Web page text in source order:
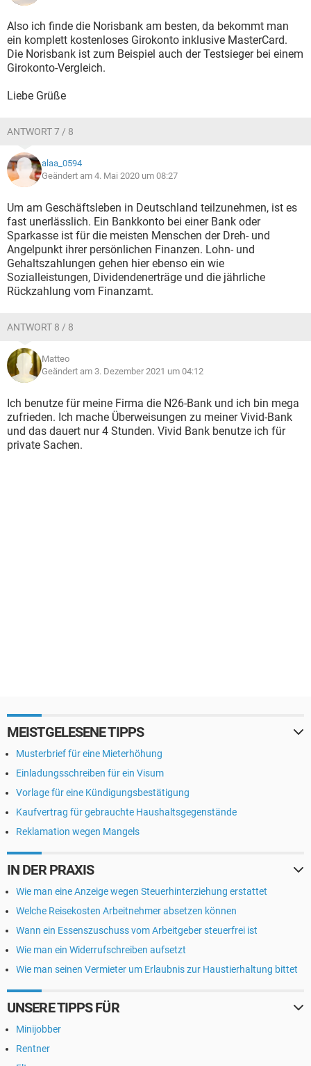
Also ich finde die Norisbank am besten, da bekommt man
ein komplett kostenloses Girokonto inklusive MasterCard.
Die Norisbank ist zum Beispiel auch der Testsieger bei einem
Girokonto-Vergleich.
Liebe Grüße
ANTWORT 7 / 8
alaa_0594
Geändert am 4. Mai 2020 um 08:27
Um am Geschäftsleben in Deutschland teilzunehmen, ist es
fast unerlässlich. Ein Bankkonto bei einer Bank oder
Sparkasse ist für die meisten Menschen der Dreh- und
Angelpunkt ihrer persönlichen Finanzen. Lohn- und
Gehaltszahlungen gehen hier ebenso ein wie
Sozialleistungen, Dividendenerträge und die jährliche
Rückzahlung vom Finanzamt.
ANTWORT 8 / 8
Matteo
Geändert am 3. Dezember 2021 um 04:12
Ich benutze für meine Firma die N26-Bank und ich bin mega
zufrieden. Ich mache Überweisungen zu meiner Vivid-Bank
und das dauert nur 4 Stunden. Vivid Bank benutze ich für
private Sachen.
MEISTGELESENE TIPPS
Musterbrief für eine Mieterhöhung
Einladungsschreiben für ein Visum
Vorlage für eine Kündigungsbestätigung
Kaufvertrag für gebrauchte Haushaltsgegenstände
Reklamation wegen Mangels
IN DER PRAXIS
Wie man eine Anzeige wegen Steuerhinterziehung erstattet
Welche Reisekosten Arbeitnehmer absetzen können
Wann ein Essenszuschuss vom Arbeitgeber steuerfrei ist
Wie man ein Widerrufschreiben aufsetzt
Wie man seinen Vermieter um Erlaubnis zur Haustierhaltung bittet
UNSERE TIPPS FÜR
Minijobber
Rentner